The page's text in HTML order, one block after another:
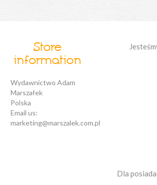
Store
information
Wydawnictwo Adam
Marszałek
Polska
Email us:
marketing@marszalek.com.pl
Dla